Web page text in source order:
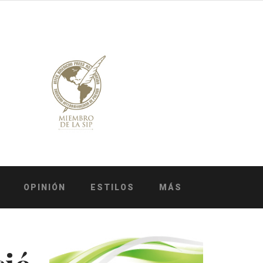
OPINIÓN ESTILOS MÁS